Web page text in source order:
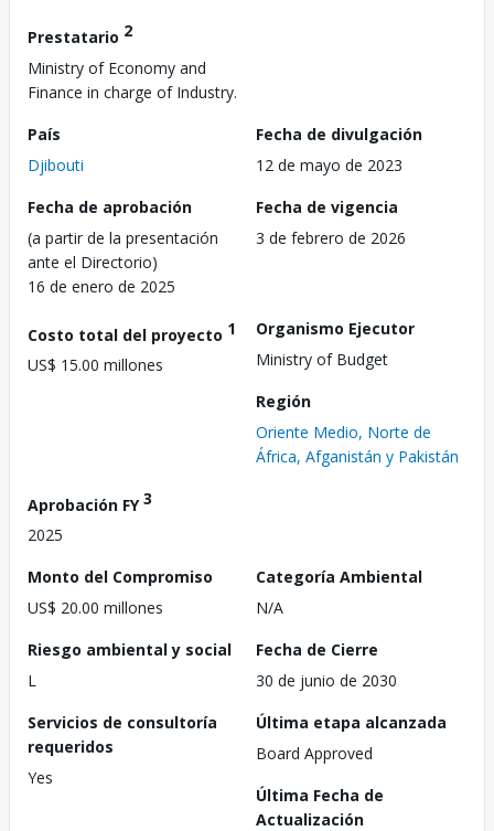
Prestatario 2
Ministry of Economy and
Finance in charge of Industry.
País
Djibouti
Fecha de divulgación
12 de mayo de 2023
Fecha de aprobación
(a partir de la presentación
ante el Directorio)
16 de enero de 2025
Fecha de vigencia
3 de febrero de 2026
Costo total del proyecto 1
US$ 15.00 millones
Organismo Ejecutor
Ministry of Budget
Región
Oriente Medio, Norte de
África, Afganistán y Pakistán
Aprobación FY3
2025
Monto del Compromiso
US$ 20.00 millones
Categoría Ambiental
N/A
Riesgo ambiental y social
L
Fecha de Cierre
30 de junio de 2030
Servicios de consultoría
requeridos
Yes
Última etapa alcanzada
Board Approved
Última Fecha de
Actualización